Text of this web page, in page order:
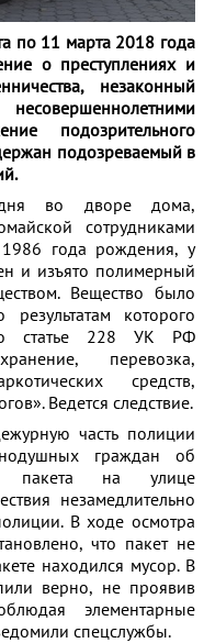
по 11 марта 2018 года
о преступлениях и
незаконный
подозрительного
подозреваемый в
во дворе дома,
сотрудниками
года рождения, у
и изъято полимерный
Вещество было
которого
статье 228 УК РФ
перевозка,
средств,
Ведется следствие.
часть полиции
граждан об
пакета на улице
незамедлительно
В ходе осмотра
что пакет не
находился мусор. В
верно, не проявив
элементарные
спецслужбы.